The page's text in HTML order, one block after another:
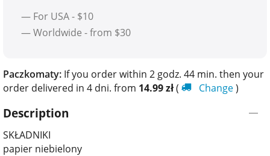
— For USA - $10
— Worldwide - from $30
Paczkomaty: If you order within 2 godz. 44 min. then your
order delivered in 4 dni. from 14.99zł( Change)
Description
SKŁADNIKI
papier niebielony